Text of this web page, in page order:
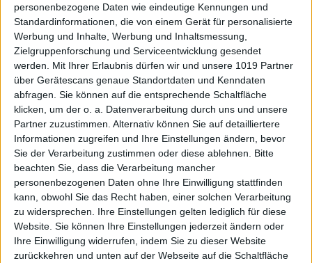
personenbezogene Daten wie eindeutige Kennungen und
Standardinformationen, die von einem Gerät für personalisierte
Werbung und Inhalte, Werbung und Inhaltsmessung,
Zielgruppenforschung und Serviceentwicklung gesendet
werden.
Mit Ihrer Erlaubnis dürfen wir und unsere 1019 Partner
über Gerätescans genaue Standortdaten und Kenndaten
abfragen. Sie können auf die entsprechende Schaltfläche
klicken, um der o. a. Datenverarbeitung durch uns und unsere
Partner zuzustimmen. Alternativ können Sie auf detailliertere
Informationen zugreifen und Ihre Einstellungen ändern, bevor
Sie der Verarbeitung zustimmen oder diese ablehnen.
Bitte
beachten Sie, dass die Verarbeitung mancher
personenbezogenen Daten ohne Ihre Einwilligung stattfinden
kann, obwohl Sie das Recht haben, einer solchen Verarbeitung
zu widersprechen. Ihre Einstellungen gelten lediglich für diese
Website. Sie können Ihre Einstellungen jederzeit ändern oder
Ihre Einwilligung widerrufen, indem Sie zu dieser Website
zurückkehren und unten auf der Webseite auf die Schaltfläche